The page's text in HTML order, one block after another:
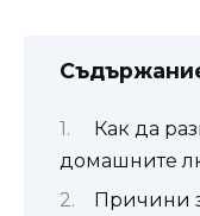
Как да
домашните
Причини